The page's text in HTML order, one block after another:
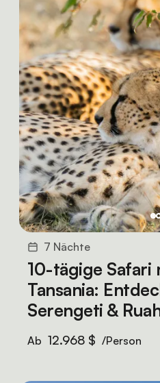
7 Nächte
10-tägige Safari
Tansania:
Serengeti &
Ab 12.968 $ /Person